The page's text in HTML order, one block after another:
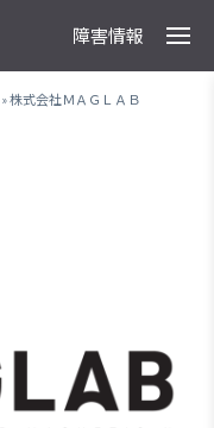
障害情報
» 株式会社ＭＡＧＬＡＢ